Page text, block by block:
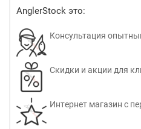
AnglerStock это:
Консультация
Скидки и акции для
Интернет магазин с